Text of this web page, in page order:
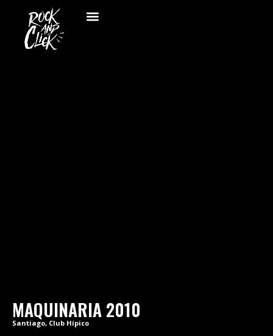
MAQUINARIA 2010
Santiago, Club Hípico